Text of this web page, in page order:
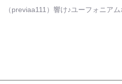
（previaa111）響け♪ユーフォニア